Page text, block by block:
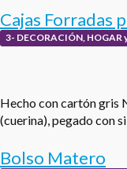
Cajas Forradas
3- DECORACIÓN, HOGAR
Hecho con cartón gris
(cuerina), pegado con
Bolso Matero